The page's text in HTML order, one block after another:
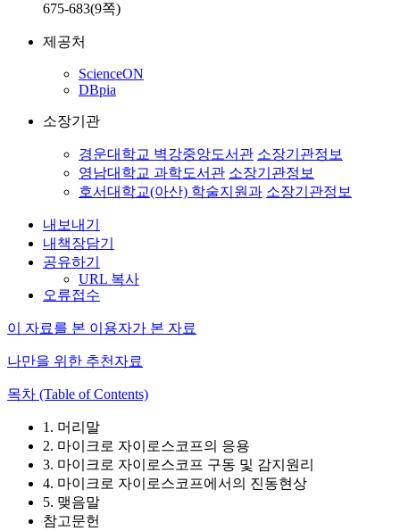
675-683(9쪽)
제공처
ScienceON
DBpia
소장기관
경운대학교 벽강중앙도서관 소장기관정보
영남대학교 과학도서관 소장기관정보
호서대학교(아산) 학술지원과 소장기관정보
내보내기
내책장담기
공유하기
URL 복사
오류접수
이 자료를 본 이용자가 본 자료
나만을 위한 추천자료
목차 (Table of Contents)
1. 머리말
2. 마이크로 자이로스코프의 응용
3. 마이크로 자이로스코프 구동 및 감지원리
4. 마이크로 자이로스코프에서의 진동현상
5. 맺음말
참고문헌